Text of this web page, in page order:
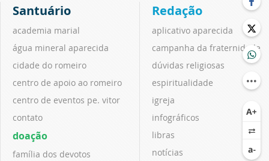
Santuário
academia marial
água mineral aparecida
cidade do romeiro
centro de apoio ao romeiro
centro de eventos pe. vitor
contato
doação
família dos devotos
Redação
aplicativo aparecida
campanha da fraternidade
dúvidas religiosas
espiritualidade
igreja
infográficos
libras
notícias